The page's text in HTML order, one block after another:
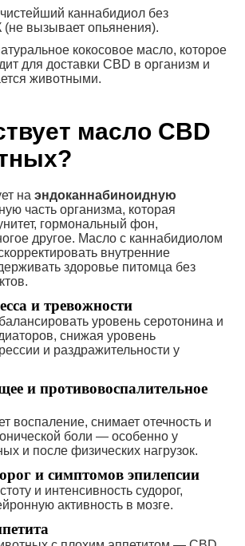
каннабидиол без
вызывает опьянения).
кокосовое масло, которое
для доставки CBD в организм и
животными.
масло CBD
на эндоканнабиноидную
часть организма, которая
гормональный фон,
другое. Масло с каннабидиолом
внутренние
здоровье питомца без
и тревожности
уровень серотонина и
снижая уровень
и раздражительности у
и противовоспалительное
воспаление, снимает отечность и
боли — особенно у
и после физических нагрузок.
и симптомов эпилепсии
и интенсивность судорог,
активность в мозге.